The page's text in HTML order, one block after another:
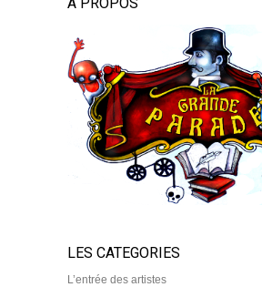
LES CATEGORIES
L’entrée des artistes